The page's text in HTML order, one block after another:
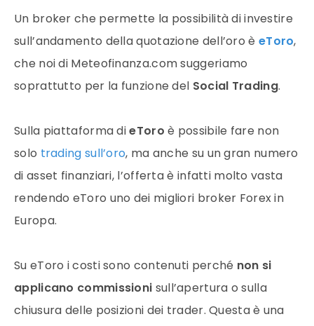
Un broker che permette la possibilità di investire
sull’andamento della quotazione dell’oro è eToro,
che noi di Meteofinanza.com suggeriamo
soprattutto per la funzione del Social Trading.
Sulla piattaforma dieToro è possibile fare non
solo trading sull’oro, ma anche su un gran numero
di asset finanziari, l’offerta è infatti molto vasta
rendendo eToro uno dei migliori broker Forex in
Europa.
Su eToro i costi sono contenuti perché non si
applicano commissioni sull’apertura o sulla
chiusura delle posizioni dei trader. Questa è una